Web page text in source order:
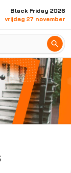
Black Friday 2026
vrijdag 27 november